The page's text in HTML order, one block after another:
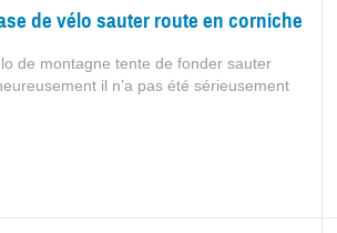
de vélo sauter route en corniche
de montagne tente de fonder sauter
il n’a pas été sérieusement